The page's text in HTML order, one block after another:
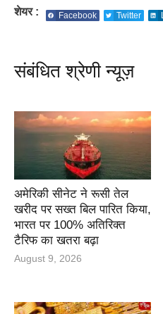
शेयर : Facebook Twitter
संबंधित श्रेणी न्यूज़
अमेरिकी सीनेट ने रूसी तेल
खरीद पर सख्त बिल पारित किया,
भारत पर 100% अतिरिक्त
टैरिफ का खतरा बढ़ा
August 9, 2026